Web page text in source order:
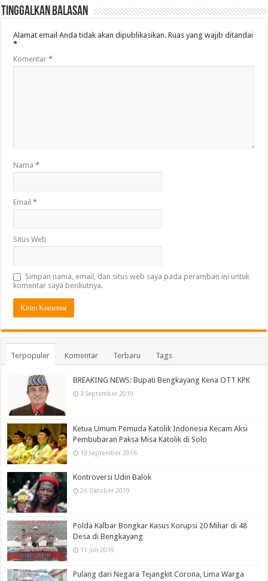
Tinggalkan Balasan
Alamat email Anda tidak akan dipublikasikan. Ruas yang wajib ditandai
*
Komentar*
Nama*
Email*
Situs Web
Simpan nama, email, dan situs web saya pada peramban ini untuk
komentar saya berikutnya.
Terpopuler Komentar Terbaru Tags
BREAKING NEWS: Bupati Bengkayang Kena OTT KPK
3 September 2019
Ketua Umum Pemuda Katolik Indonesia Kecam Aksi
Pembubaran Paksa Misa Katolik di Solo
10 September 2016
Kontroversi Udin Balok
26 Oktober 2019
Polda Kalbar Bongkar Kasus Korupsi 20 Miliar di 48
Desa di Bengkayang
11 Juli 2019
Pulang dari Negara Tejangkit Corona, Lima Warga